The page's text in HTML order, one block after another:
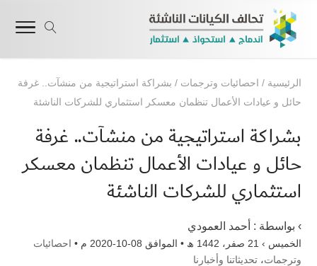
الرئيسية / احصائيات وترجمات / بشراكة استراتيجية من منشآت.. غرفة
حائل و عيادات الأعمال تنظمان معسكر استثماري للشركات الناشئة
بشراكة استراتيجية من منشآت.. غرفة
حائل و عيادات الأعمال تنظمان معسكر
استثماري للشركات الناشئة
› بواسطة : أحمد العمودي
الخميس › 21 صفر، 1442 ھ • الموافق 08-10-2020 م •
احصائيات
وترجمات، تحديثاتنا وأخبارنا